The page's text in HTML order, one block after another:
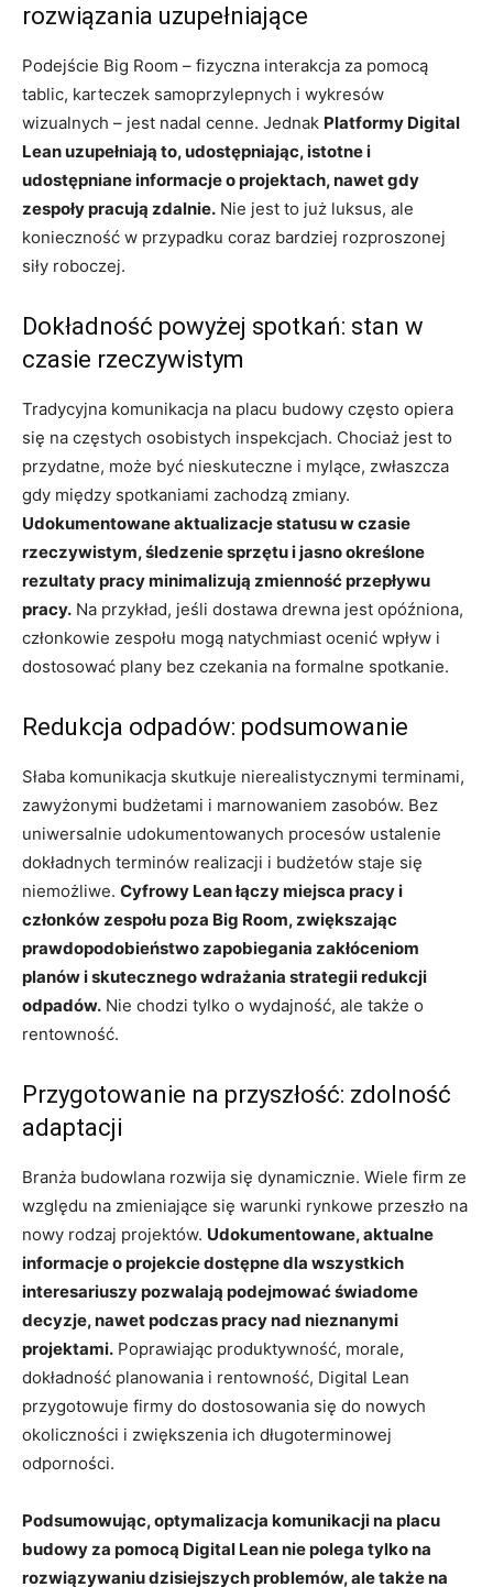
rozwiązania uzupełniające
Podejście Big Room – fizyczna interakcja za pomocą
tablic, karteczek samoprzylepnych i wykresów
wizualnych – jest nadal cenne. Jednak Platformy Digital
Lean uzupełniają to, udostępniając, istotne i
udostępniane informacje o projektach, nawet gdy
zespoły pracują zdalnie. Nie jest to już luksus, ale
konieczność w przypadku coraz bardziej rozproszonej
siły roboczej.
Dokładność powyżej spotkań: stan w
czasie rzeczywistym
Tradycyjna komunikacja na placu budowy często opiera
się na częstych osobistych inspekcjach. Chociaż jest to
przydatne, może być nieskuteczne i mylące, zwłaszcza
gdy między spotkaniami zachodzą zmiany.
Udokumentowane aktualizacje statusu w czasie
rzeczywistym, śledzenie sprzętu i jasno określone
rezultaty pracy minimalizują zmienność przepływu
pracy. Na przykład, jeśli dostawa drewna jest opóźniona,
członkowie zespołu mogą natychmiast ocenić wpływ i
dostosować plany bez czekania na formalne spotkanie.
Redukcja odpadów: podsumowanie
Słaba komunikacja skutkuje nierealistycznymi terminami,
zawyżonymi budżetami i marnowaniem zasobów. Bez
uniwersalnie udokumentowanych procesów ustalenie
dokładnych terminów realizacji i budżetów staje się
niemożliwe. Cyfrowy Lean łączy miejsca pracy i
członków zespołu poza Big Room, zwiększając
prawdopodobieństwo zapobiegania zakłóceniom
planów i skutecznego wdrażania strategii redukcji
odpadów. Nie chodzi tylko o wydajność, ale także o
rentowność.
Przygotowanie na przyszłość: zdolność
adaptacji
Branża budowlana rozwija się dynamicznie. Wiele firm ze
względu na zmieniające się warunki rynkowe przeszło na
nowy rodzaj projektów. Udokumentowane, aktualne
informacje o projekcie dostępne dla wszystkich
interesariuszy pozwalają podejmować świadome
decyzje, nawet podczas pracy nad nieznanymi
projektami. Poprawiając produktywność, morale,
dokładność planowania i rentowność, Digital Lean
przygotowuje firmy do dostosowania się do nowych
okoliczności i zwiększenia ich długoterminowej
odporności.
Podsumowując, optymalizacja komunikacji na placu
budowy za pomocą Digital Lean nie polega tylko na
rozwiązywaniu dzisiejszych problemów, ale także na